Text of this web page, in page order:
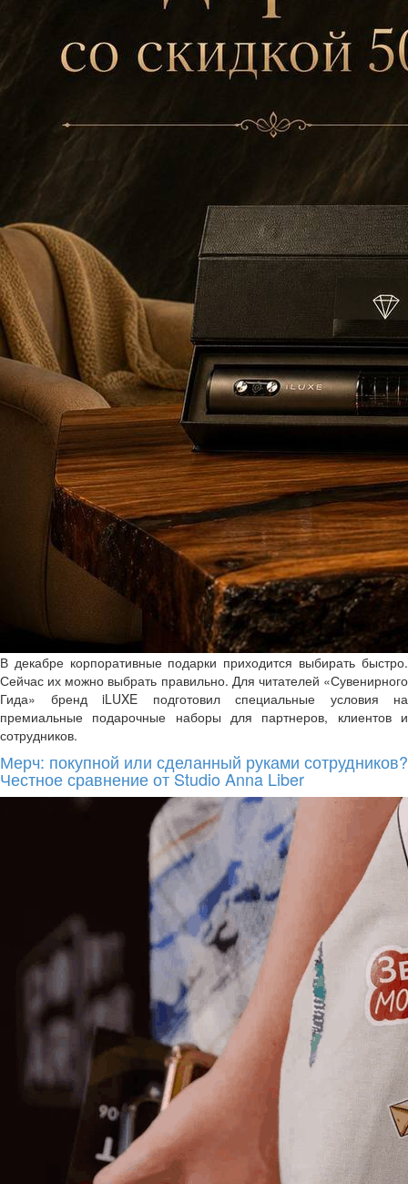
В декабре корпоративные подарки приходится выбирать быстро.
Сейчас их можно выбрать правильно. Для читателей «Сувенирного
Гида» бренд iLUXE подготовил специальные условия на
премиальные подарочные наборы для партнеров, клиентов и
сотрудников.
Мерч: покупной или сделанный руками сотрудников?
Честное сравнение от Studio Anna Liber